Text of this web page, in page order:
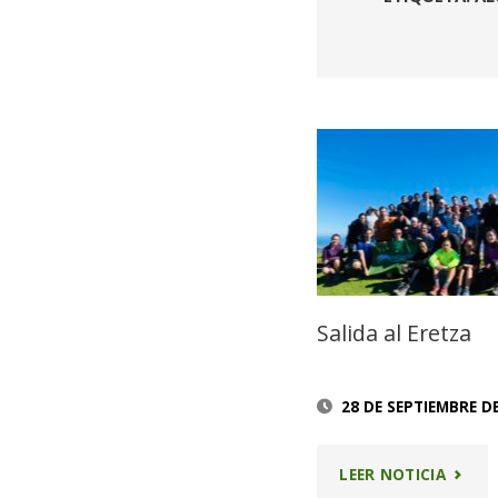
Salida al Eretza
28 DE SEPTIEMBRE
LEER NOTICIA"SALIDA